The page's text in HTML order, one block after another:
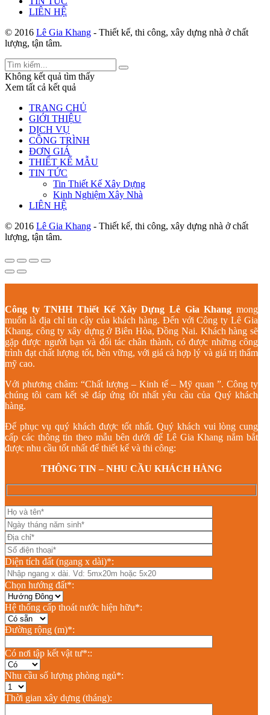
LIÊN HỆ
© 2016 Lê Gia Khang - Thiết kế, thi công, xây dựng nhà ở chất
lượng, tận tâm.
Không kết quả tìm thấy
Xem tất cả kết quả
TRANG CHỦ
GIỚI THIỆU
DỊCH VỤ
CÔNG TRÌNH
ĐƠN GIÁ
THIẾT KẾ MẪU
TIN TỨC
Tin Thiết Kế Xây Dựng
Kinh Nghiệm Xây Nhà
LIÊN HỆ
© 2016 Lê Gia Khang - Thiết kế, thi công, xây dựng nhà ở chất
lượng, tận tâm.
Công ty TNHH Thiết Kế Xây Dựng Lê Gia Khang mong
muốn là địa chỉ tin cậy của khách hàng. Đến với Công ty Lê Gia
Khang, công ty xây dựng ở Biên Hòa, Đồng Nai. Khách hàng sẽ
gặp được người bạn và đối tác chân thành, có được những công
trình đạt chất lượng tốt, bền vững, với giá cả hợp lý và giá trị thẩm
mỹ cao.
Với phương châm: “Chất lượng – Kinh tế – Mỹ quan ”. Công ty
chúng tôi cam kết sẽ đáp ứng tôt nhất yêu cầu của Quý khách
hàng.
Để phục vụ quý khách được tốt nhất. Quý khách vui lòng cung
cấp các thông tin theo mẫu bên dưới để Lê Gia Khang nắm bắt
được nhu cầu tốt nhất để thiết kế và thi công:
THÔNG TIN – NHU CẦU KHÁCH HÀNG
Diện tích đất (ngang x dài)*:
Chọn hướng đất*:
Hệ thống cấp thoát nước hiện hữu*:
Đường rộng (m)*:
Có nơi tập kết vật tư*::
Nhu cầu số lượng phòng ngủ*:
Thời gian xây dựng (tháng):